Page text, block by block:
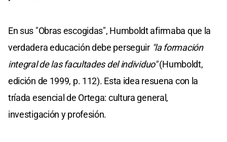
En sus "Obras escogidas", Humboldt afirmaba que la
verdadera educación debe perseguir"la formación
integral de las facultades del individuo"(Humboldt,
edición de 1999, p. 112). Esta idea resuena con la
tríada esencial de Ortega: cultura general,
investigación y profesión.